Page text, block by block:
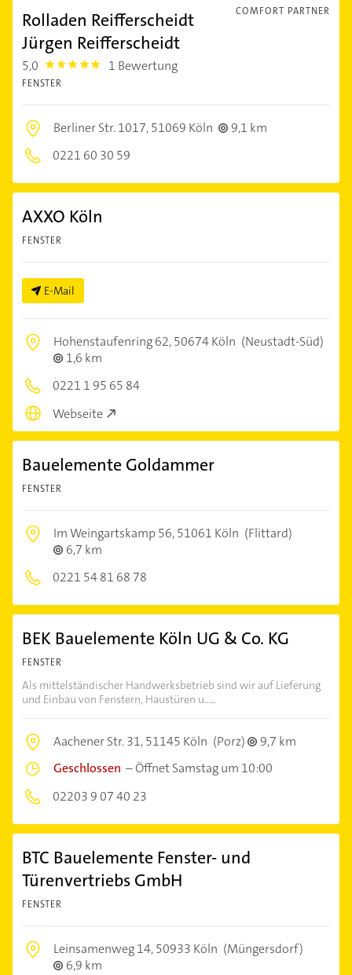
COMFORT PARTNER
Rolladen Reifferscheidt
Jürgen Reifferscheidt
5,0 5.0 1 Bewertung
FENSTER
Berliner Str. 1017,51069 Köln
9,1 km
0221 60 30 59
AXXO Köln
FENSTER
E-Mail
Hohenstaufenring 62,50674 Köln (Neustadt-Süd)
1,6 km
0221 1 95 65 84
Webseite
Bauelemente Goldammer
FENSTER
Im Weingartskamp 56,51061 Köln (Flittard)
6,7 km
0221 54 81 68 78
BEK Bauelemente Köln UG & Co. KG
FENSTER
Als mittelständischer Handwerksbetrieb sind wir auf Lieferung
und Einbau von Fenstern, Haustüren u.....
Aachener Str. 31,51145 Köln (Porz)
9,7 km
Geschlossen –Öffnet Samstag um 10:00
02203 9 07 40 23
BTC Bauelemente Fenster- und
Türenvertriebs GmbH
FENSTER
Leinsamenweg 14,50933 Köln (Müngersdorf)
6,9 km